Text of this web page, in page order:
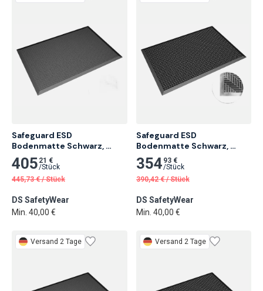
Safeguard ESD
Bodenmatte Schwarz,
Flache Noppen
405 21 €
/Stück
445,73 € /Stück
DS SafetyWear
Min. 40,00 €
Safeguard ESD
Bodenmatte Schwarz,
Noppen Halbkugel
354 93 €
/Stück
390,42 € /Stück
DS SafetyWear
Min. 40,00 €
Versand 2 Tage Versand 2 Tage